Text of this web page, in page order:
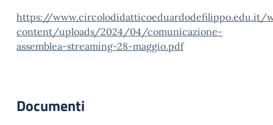
https://www.circolodidatticoeduardodefilippo.edu.it/
content/uploads/2024/04/comunicazione-
assemblea-streaming-28-maggio.pdf
Documenti